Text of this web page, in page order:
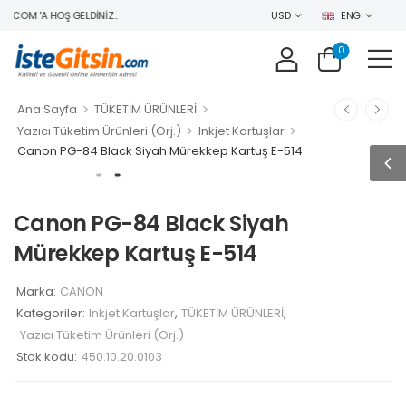
'A HOŞ GELDINIZ.. USD ENG
0
Ana Sayfa > TÜKETİM ÜRÜNLERİ >
Yazıcı Tüketim Ürünleri (Orj.) > Inkjet Kartuşlar >
Canon PG-84 Black Siyah Mürekkep Kartuş E-514
Canon PG-84 Black Siyah
Mürekkep Kartuş E-514
Marka: CANON
Kategoriler: Inkjet Kartuşlar, TÜKETİM ÜRÜNLERİ,
Yazıcı Tüketim Ürünleri (Orj.)
Stok kodu: 450.10.20.0103